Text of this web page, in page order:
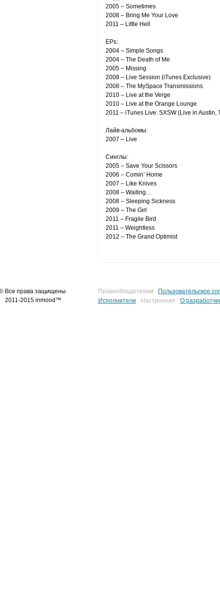
2005 – Sometimes
2008 – Bring Me Your Love
2011 – Little Hell
EPs:
2004 – Simple Songs
2004 – The Death of Me
2005 – Missing
2008 – Live Session (iTunes Exclusive)
2008 – The MySpace Transmissions
2010 – Live at the Verge
2010 – Live at the Orange Lounge
2011 – iTunes Live: SXSW (Live in Austin,
Лайв-альбомы:
2007 – Live
Синглы:
2005 – Save Your Scissors
2006 – Comin’ Home
2007 – Like Knives
2008 – Waiting…
2008 – Sleeping Sickness
2009 – The Girl
2011 – Fragile Bird
2011 – Weightless
2012 – The Grand Optimist
Все права защищены
2011-2015 inmood™
Правообладателям
Пользовательское
Исполнители
Настроения О